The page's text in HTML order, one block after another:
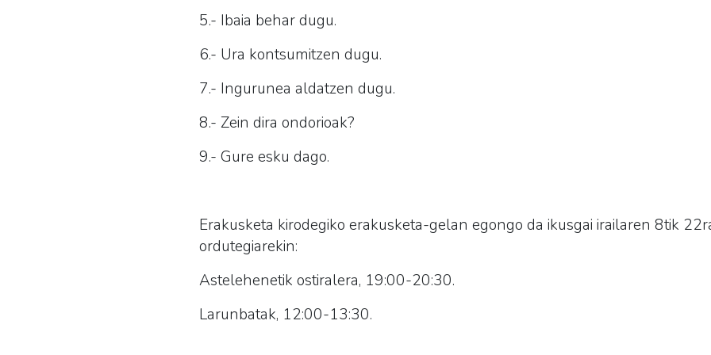
5.- Ibaia behar dugu.
6.- Ura kontsumitzen dugu.
7.- Ingurunea aldatzen dugu.
8.- Zein dira ondorioak?
9.- Gure esku dago.
Erakusketa kirodegiko erakusketa-gelan egongo da ikusgai irailaren 8tik
ordutegiarekin:
Astelehenetik ostiralera, 19:00-20:30.
Larunbatak, 12:00-13:30.